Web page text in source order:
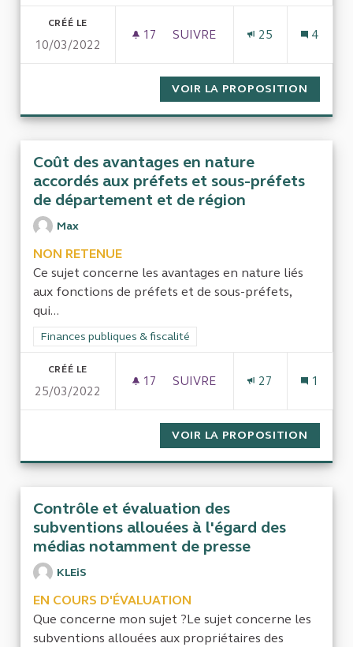
CRÉÉ LE
10/03/2022
17 17 ABONNÉS
SUIVRE
25 4
VOIR LA PROPOSITION
Coût des avantages en nature
accordés aux préfets et sous-préfets
de département et de région
Max
NON RETENUE
Ce sujet concerne les avantages en nature liés
aux fonctions de préfets et de sous-préfets,
qui...
Filtrer les résultats de la catégorie : Finances publiques &
Finances publiques & fiscalité
CRÉÉ LE
25/03/2022
17 17 ABONNÉS
SUIVRE
27 1
VOIR LA PROPOSITION
Contrôle et évaluation des
subventions allouées à l'égard des
médias notamment de presse
KLEiS
EN COURS D'ÉVALUATION
Que concerne mon sujet ?Le sujet concerne les
subventions allouées aux propriétaires des